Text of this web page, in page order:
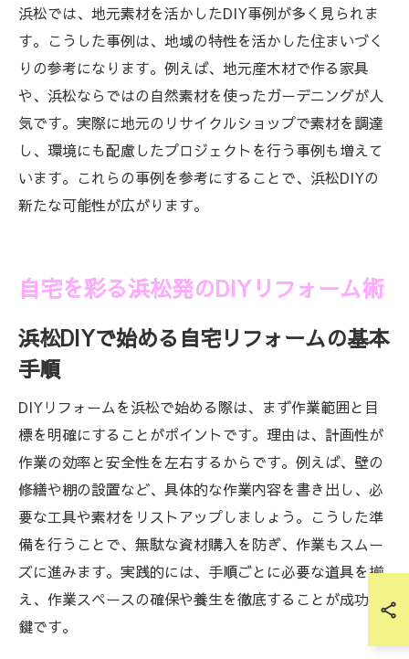
浜松では、地元素材を活かしたDIY事例が多く見られま
す。こうした事例は、地域の特性を活かした住まいづく
りの参考になります。例えば、地元産木材で作る家具
や、浜松ならではの自然素材を使ったガーデニングが人
気です。実際に地元のリサイクルショップで素材を調達
し、環境にも配慮したプロジェクトを行う事例も増えて
います。これらの事例を参考にすることで、浜松DIYの
新たな可能性が広がります。
自宅を彩る浜松発のDIYリフォーム術
浜松DIYで始める自宅リフォームの基本
手順
DIYリフォームを浜松で始める際は、まず作業範囲と目
標を明確にすることがポイントです。理由は、計画性が
作業の効率と安全性を左右するからです。例えば、壁の
修繕や棚の設置など、具体的な作業内容を書き出し、必
要な工具や素材をリストアップしましょう。こうした準
備を行うことで、無駄な資材購入を防ぎ、作業もスムー
ズに進みます。実践的には、手順ごとに必要な道具を揃
え、作業スペースの確保や養生を徹底することが成功の
鍵です。